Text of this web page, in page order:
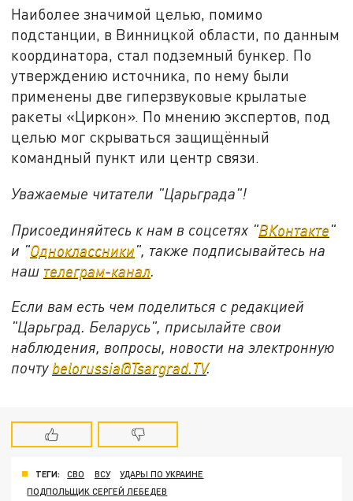
Наиболее значимой целью, помимо
подстанции, в Винницкой области, по данным
координатора, стал подземный бункер. По
утверждению источника, по нему были
применены две гиперзвуковые крылатые
ракеты «Циркон». По мнению экспертов, под
целью мог скрываться защищённый
командный пункт или центр связи.
Уважаемые читатели "Царьграда"!
Присоединяйтесь к нам в соцсетях "ВКонтакте"
и "Одноклассники", также подписывайтесь на
наш телеграм-канал
Если вам есть чем поделиться с редакцией
"Царьград. Беларусь", присылайте свои
наблюдения, вопросы, новости на электронную
почту belorussia@Tsargrad.TV.
ТЕГИ: СВО ВСУ
УДАРЫ ПО УКРАИНЕ
ПОДПОЛЬЩИК СЕРГЕЙ ЛЕБЕДЕВ